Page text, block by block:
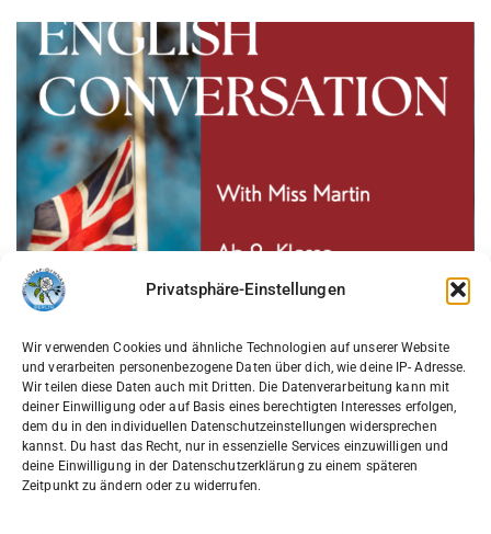
Privatsphäre-Einstellungen
Wir verwenden Cookies und ähnliche Technologien auf unserer Website
und verarbeiten personenbezogene Daten über dich, wie deine IP- Adresse.
Wir teilen diese Daten auch mit Dritten. Die Datenverarbeitung kann mit
deiner Einwilligung oder auf Basis eines berechtigten Interesses erfolgen,
dem du in den individuellen Datenschutzeinstellungen widersprechen
kannst. Du hast das Recht, nur in essenzielle Services einzuwilligen und
deine Einwilligung in der Datenschutzerklärung zu einem späteren
Zeitpunkt zu ändern oder zu widerrufen.
17. März 2026 AGs,alle Beiträge,Englisch,
Schulleben
byFrau Freundorfer